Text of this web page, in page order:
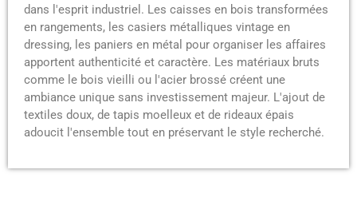
dans l'esprit industriel. Les caisses en bois transformées
en rangements, les casiers métalliques vintage en
dressing, les paniers en métal pour organiser les affaires
apportent authenticité et caractère. Les matériaux bruts
comme le bois vieilli ou l'acier brossé créent une
ambiance unique sans investissement majeur. L'ajout de
textiles doux, de tapis moelleux et de rideaux épais
adoucit l'ensemble tout en préservant le style recherché.